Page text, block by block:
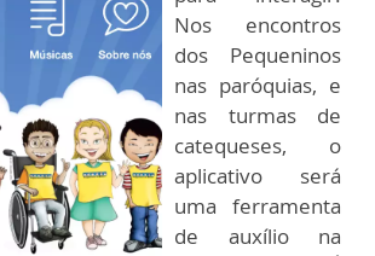
Nos encontros
dos Pequeninos
nas paróquias, e
nas turmas de
catequeses, o
aplicativo será
uma ferramenta
de auxílio na